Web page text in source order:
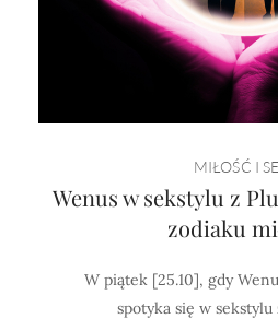
MIŁOŚĆ I
Wenus w sekstylu z
zodiaku
W piątek [25.10], gdy
spotyka się w